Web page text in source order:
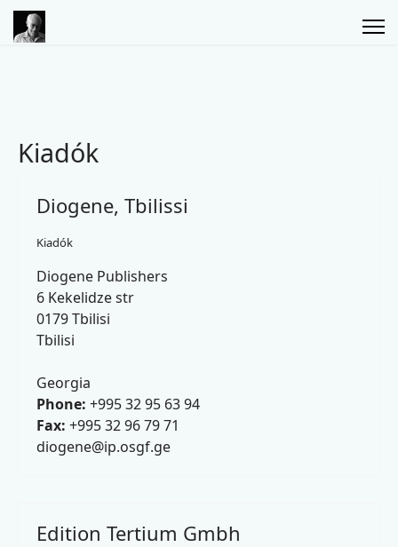
Kiadók
Diogene, Tbilissi
Kiadók
Diogene Publishers
6 Kekelidze str
0179 Tbilisi
Tbilisi
Georgia
Phone: +995 32 95 63 94
Fax: +995 32 96 79 71
diogene@ip.osgf.ge
Edition Tertium Gmbh